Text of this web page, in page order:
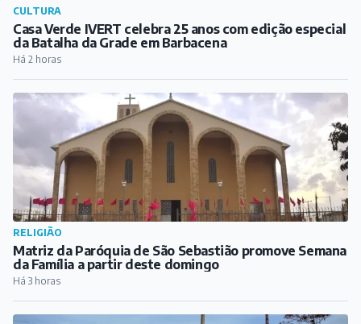
CULTURA
Casa Verde IVERT celebra 25 anos com edição especial
da Batalha da Grade em Barbacena
Há 2 horas
RELIGIÃO
Matriz da Paróquia de São Sebastião promove Semana
da Família a partir deste domingo
Há 3 horas